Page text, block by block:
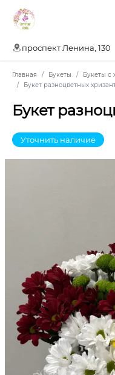
проспект Ленина, 130
Главная Букеты
Букеты с
Букет разноцветных
Букет
Уточнить наличие